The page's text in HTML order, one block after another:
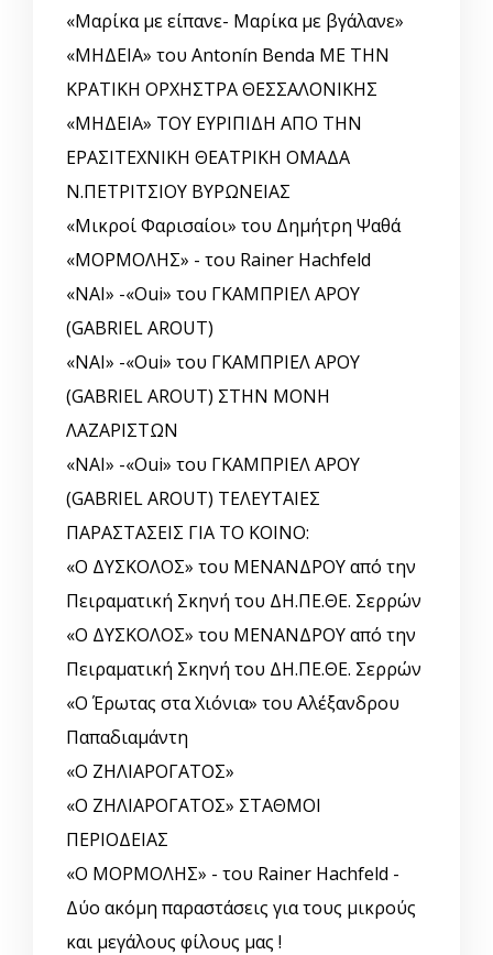
«Μαρίκα με είπανε- Μαρίκα με βγάλανε»
«ΜΗΔΕΙΑ» του Antonín Benda ΜΕ ΤΗΝ
ΚΡΑΤΙΚΗ ΟΡΧΗΣΤΡΑ ΘΕΣΣΑΛΟΝΙΚΗΣ
«ΜΗΔΕΙΑ» ΤΟΥ ΕΥΡΙΠΙΔΗ ΑΠΟ ΤΗΝ
ΕΡΑΣΙΤΕΧΝΙΚΗ ΘΕΑΤΡΙΚΗ ΟΜΑΔΑ
Ν.ΠΕΤΡΙΤΣΙΟΥ ΒΥΡΩΝΕΙΑΣ
«Μικροί Φαρισαίοι» του Δημήτρη Ψαθά
«ΜΟΡΜΟΛΗΣ» - του Rainer Hachfeld
«ΝΑΙ» -«Oui» του ΓΚΑΜΠΡΙΕΛ ΑΡΟΥ
(GABRIEL AROUT)
«ΝΑΙ» -«Oui» του ΓΚΑΜΠΡΙΕΛ ΑΡΟΥ
(GABRIEL AROUT) ΣΤΗΝ ΜΟΝΗ
ΛΑΖΑΡΙΣΤΩΝ
«ΝΑΙ» -«Oui» του ΓΚΑΜΠΡΙΕΛ ΑΡΟΥ
(GABRIEL AROUT) ΤΕΛΕΥΤΑΙΕΣ
ΠΑΡΑΣΤΑΣΕΙΣ ΓΙΑ ΤΟ ΚΟΙΝΟ:
«Ο ΔΥΣΚΟΛΟΣ» του ΜΕΝΑΝΔΡΟΥ από την
Πειραματική Σκηνή του ΔΗ.ΠΕ.ΘΕ. Σερρών
«Ο ΔΥΣΚΟΛΟΣ» του ΜΕΝΑΝΔΡΟΥ από την
Πειραματική Σκηνή του ΔΗ.ΠΕ.ΘΕ. Σερρών
«Ο Έρωτας στα Χιόνια» του Αλέξανδρου
Παπαδιαμάντη
«Ο ΖΗΛΙΑΡΟΓΑΤΟΣ»
«Ο ΖΗΛΙΑΡΟΓΑΤΟΣ» ΣΤΑΘΜΟΙ
ΠΕΡΙΟΔΕΙΑΣ
«Ο ΜΟΡΜΟΛΗΣ» - του Rainer Hachfeld -
Δύο ακόμη παραστάσεις για τους μικρούς
και μεγάλους φίλους μας !